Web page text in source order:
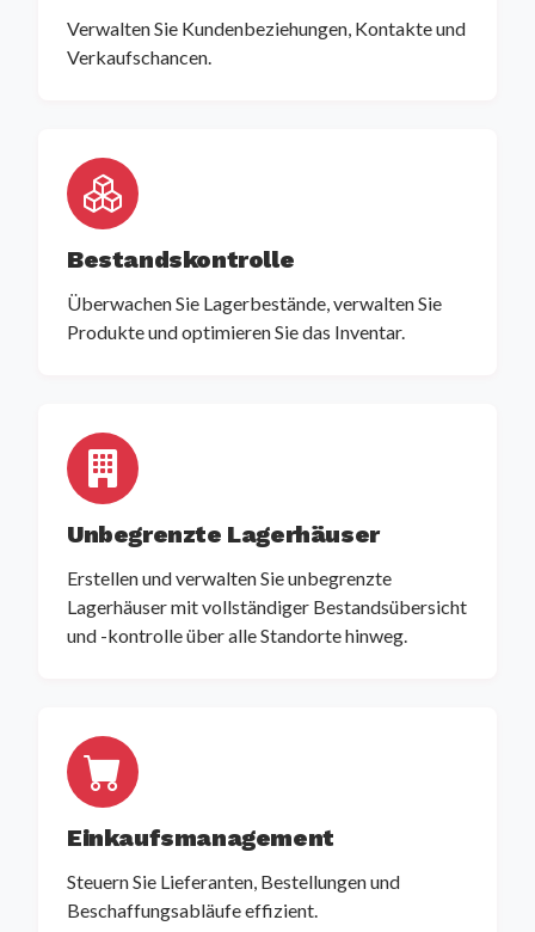
Verwalten Sie Kundenbeziehungen, Kontakte und
Verkaufschancen.
Bestandskontrolle
Überwachen Sie Lagerbestände, verwalten Sie
Produkte und optimieren Sie das Inventar.
Unbegrenzte Lagerhäuser
Erstellen und verwalten Sie unbegrenzte
Lagerhäuser mit vollständiger Bestandsübersicht
und -kontrolle über alle Standorte hinweg.
Einkaufsmanagement
Steuern Sie Lieferanten, Bestellungen und
Beschaffungsabläufe effizient.